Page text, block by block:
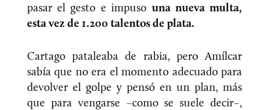
pasar el gesto e impuso una nueva multa,
esta vez de 1.200 talentos de plata.
Cartago pataleaba de rabia, pero Amílcar
sabía que no era el momento adecuado para
devolver el golpe y pensó en un plan, más
que para vengarse –como se suele decir–,